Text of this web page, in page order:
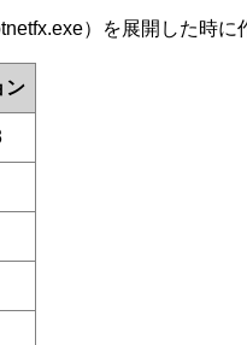
）を展開した時に
ン